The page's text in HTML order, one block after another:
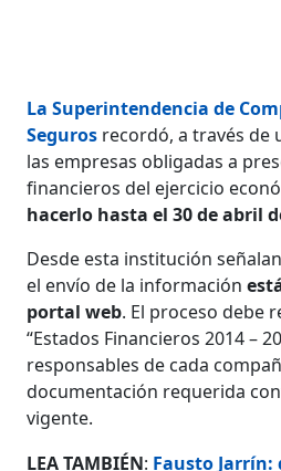
La Superintendencia de
Seguros recordó, a través de
las empresas obligadas a
financieros del ejercicio
hacerlo hasta el 30 de abril
Desde esta institución
el envío de la información
portal web. El proceso debe
“Estados Financieros 2014 –
responsables de cada
documentación requerida
vigente.
LEA TAMBIÉN: Fausto Jarrín: